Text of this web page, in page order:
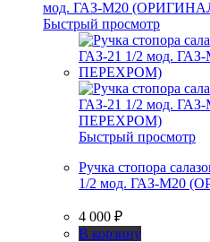
Быстрый просмотр
Быстрый просмотр
Ручка стопора
1/2 мод. ГАЗ-М20
4 000 ₽
В корзину